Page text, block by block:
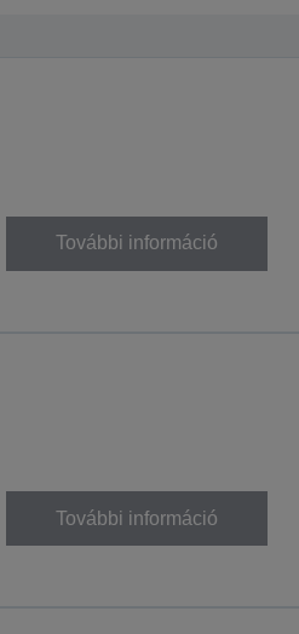
További információ
További információ